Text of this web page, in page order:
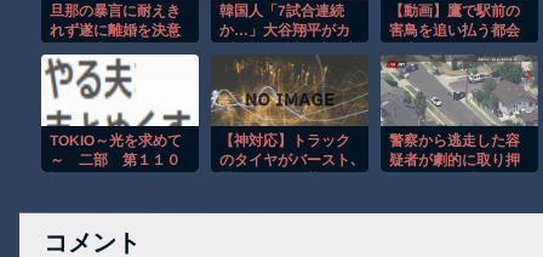
旦那の暴言に耐えき
れず遂に離婚を決意
ｗｗ
韓国人「7試合連続
か…」大谷翔平がカ
打を達成、鈴木誠也
は7試合ぶり19号で4
年連続20発に王手
【動画】鷹で駅前の
害鳥を追い払う都会
ｗｗｗ
TOKIO～光を求めて
～ 二部 第１１０
【神対応】トラック
のタイヤがバースト､
転手が命懸けで救っ
警察から逃走した容
疑者が劇的に取り押
コメント